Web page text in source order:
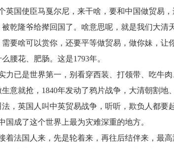
国使臣马戛尔尼，来干啥，要和中国做贸易
被乾隆爷给撵回国了。啥意思呢，就是我们大
要啥可以赏你，还要平等做贸易，做你妹，让
腰花、肥肠。这是1793年。
已是世界第一，别看穿西装、打领带、吃牛肉
意就抢，1840年发动了鸦片战争，大清朝割
，英国人叫中英贸易战争，听听，欺负人都要
成了这个世界上最为灾难深重的地方。
法国人来，先是轮着来，再往后结伴来，最高